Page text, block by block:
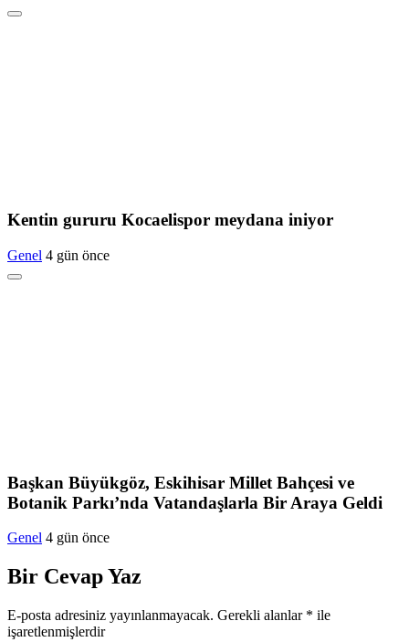
Kentin gururu Kocaelispor meydana iniyor
Genel 4 gün önce
Başkan Büyükgöz, Eskihisar Millet Bahçesi ve
Botanik Parkı’nda Vatandaşlarla Bir Araya Geldi
Genel 4 gün önce
Bir Cevap Yaz
E-posta adresiniz yayınlanmayacak. Gerekli alanlar * ile
işaretlenmişlerdir